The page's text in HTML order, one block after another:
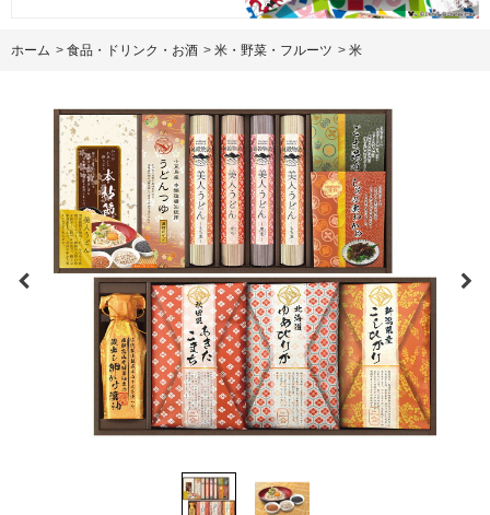
ホーム > 食品・ドリンク・お酒 > 米・野菜・フルーツ > 米